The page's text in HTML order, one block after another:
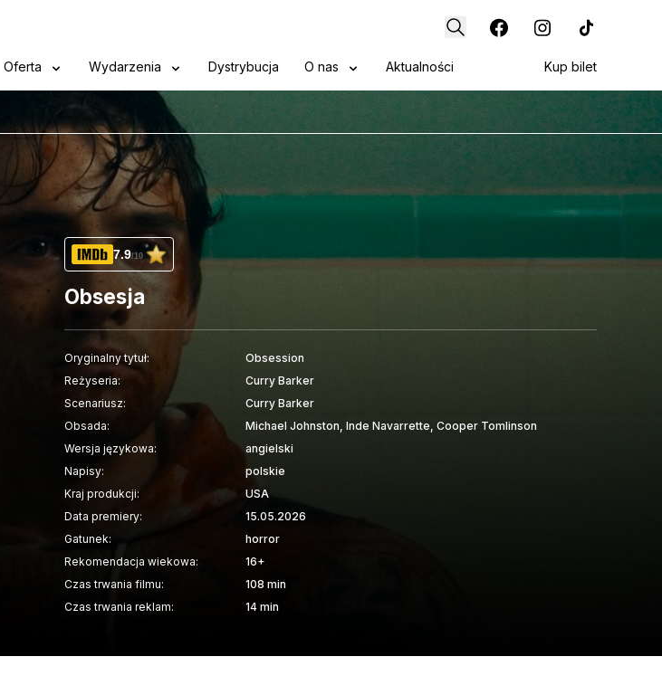
Oferta Wydarzenia Dystrybucja O nas Aktualności Kup bilet
7.9/10
Obsesja
Oryginalny tytuł:
Obsession
Reżyseria:
Curry Barker
Scenariusz:
Curry Barker
Obsada:
Michael Johnston, Inde Navarrette, Cooper Tomlinson
Wersja językowa:
angielski
Napisy:
polskie
Kraj produkcji:
USA
Data premiery:
15.05.2026
Gatunek:
horror
Rekomendacja wiekowa:
16+
Czas trwania filmu:
108 min
Czas trwania reklam:
14 min